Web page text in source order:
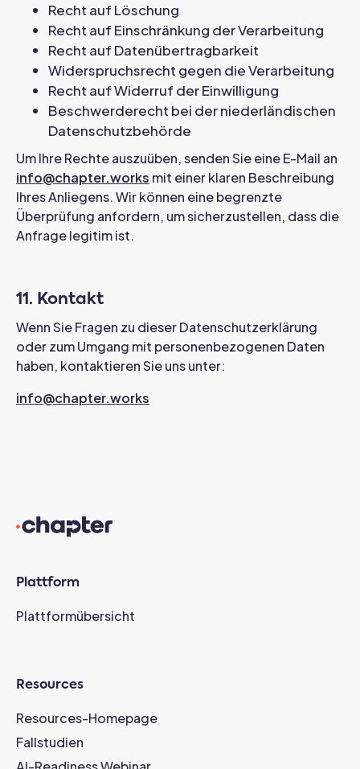
Recht auf Löschung
Recht auf Einschränkung der Verarbeitung
Recht auf Datenübertragbarkeit
Widerspruchsrecht gegen die Verarbeitung
Recht auf Widerruf der Einwilligung
Beschwerderecht bei der niederländischen
Datenschutzbehörde
Um Ihre Rechte auszuüben, senden Sie eine E-Mail an
info@chapter.works mit einer klaren Beschreibung
Ihres Anliegens. Wir können eine begrenzte
Überprüfung anfordern, um sicherzustellen, dass die
Anfrage legitim ist.
11. Kontakt
Wenn Sie Fragen zu dieser Datenschutzerklärung
oder zum Umgang mit personenbezogenen Daten
haben, kontaktieren Sie uns unter:
info@chapter.works
Plattform
Plattformübersicht
Resources
Resources-Homepage
Fallstudien